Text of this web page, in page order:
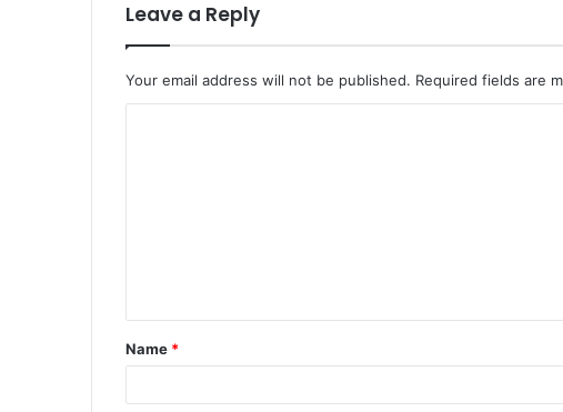
Leave a Reply
Your email address will not be published. Required fields are
t
*
Name *